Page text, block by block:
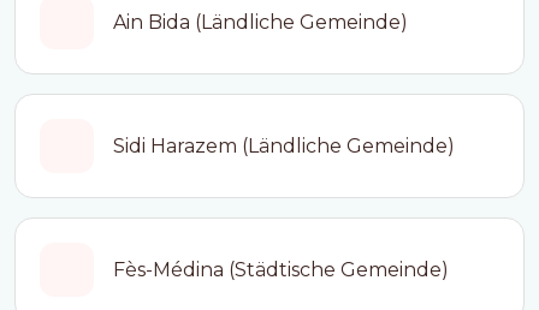
Ain Bida (Ländliche Gemeinde)
Sidi Harazem (Ländliche Gemeinde)
Fès-Médina (Städtische Gemeinde)